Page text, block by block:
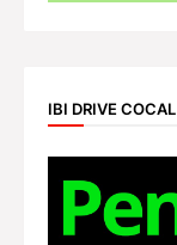
IBI DRIVE COCAL